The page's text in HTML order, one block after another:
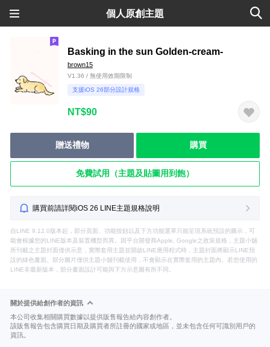
個人原創主題
Basking in the sun Golden-cream-
brown15
V1.36 / 無使用效期限制
支援iOS 26部分設計規格
NT$90
贈送禮物 購買
免費試用（主題及貼圖用到飽）
購買前請詳閱iOS 26 LINE主題規格說明
自LINE 9.12.0版本起，部分頁面、功能按鈕以及下方功能選單只能呈現系統預設的圖示，可
能會根據您的LINE版本及裝置機型而異。因平台開發商Apple, Google之政策規格，主題小舖
所刊載之主題封面僅供示意，實際套用主題並開啟LINE應用程式時，主題封面將顯示LINE預
設的綠色畫面。部分圖片僅供主題小舖刊載使用，不會顯示在實際套用的主題內。若您使用的
LINE非最新版本，部分畫面設計可能與下方示意圖有所不同。
關於提供給創作者的資訊
本公司收集相關購買數據以提供販售報告給內容創作者。
該販售報告包含購買日期及購買者所註冊的國家或地區，並未包含任何可識別用戶的
資訊。